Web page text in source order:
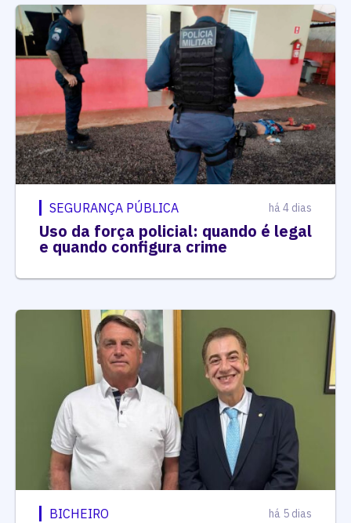
SEGURANÇA PÚBLICA há 4 dias
Uso da força policial: quando é legal
e quando configura crime
BICHEIRO há 5 dias